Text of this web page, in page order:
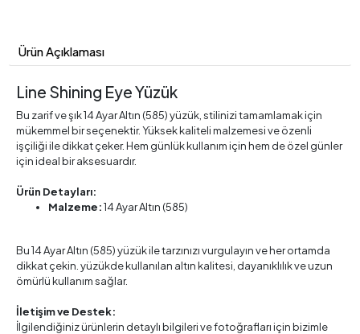
Ürün Açıklaması
Line Shining Eye Yüzük
Bu zarif ve şık 14 Ayar Altın (585) yüzük, stilinizi tamamlamak için
mükemmel bir seçenektir. Yüksek kaliteli malzemesi ve özenli
işçiliği ile dikkat çeker. Hem günlük kullanım için hem de özel günler
için ideal bir aksesuardır.
Ürün Detayları:
Malzeme:14 Ayar Altın (585)
Bu 14 Ayar Altın (585) yüzük ile tarzınızı vurgulayın ve her ortamda
dikkat çekin. yüzükde kullanılan altın kalitesi, dayanıklılık ve uzun
ömürlü kullanım sağlar.
İletişim ve Destek:
İlgilendiğiniz ürünlerin detaylı bilgileri ve fotoğrafları için bizimle